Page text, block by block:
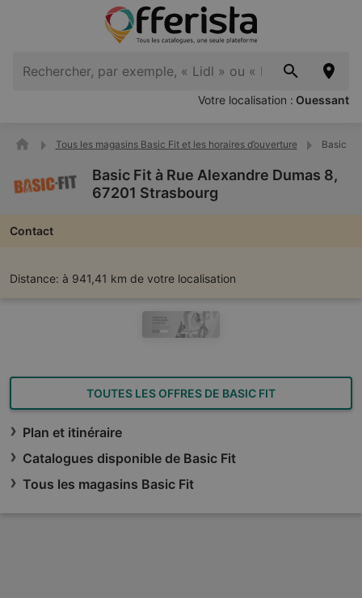
Votre localisation : Ouessant
Tous les magasins Basic Fit et les horaires d’ouverture Basic
Basic Fit à Rue Alexandre Dumas 8,
67201 Strasbourg
Contact
Distance: à 941,41 km de votre localisation
TOUTES LES OFFRES DE BASIC FIT
Plan et itinéraire
Catalogues disponible de Basic Fit
Tous les magasins Basic Fit